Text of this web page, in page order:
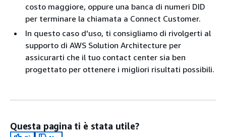
costo maggiore, oppure una banca di numeri DID
per terminare la chiamata a Connect Customer.
In questo caso d'uso, ti consigliamo di rivolgerti al
supporto di AWS Solution Architecture per
assicurarti che il tuo contact center sia ben
progettato per ottenere i migliori risultati possibili.
Questa pagina ti è stata utile?